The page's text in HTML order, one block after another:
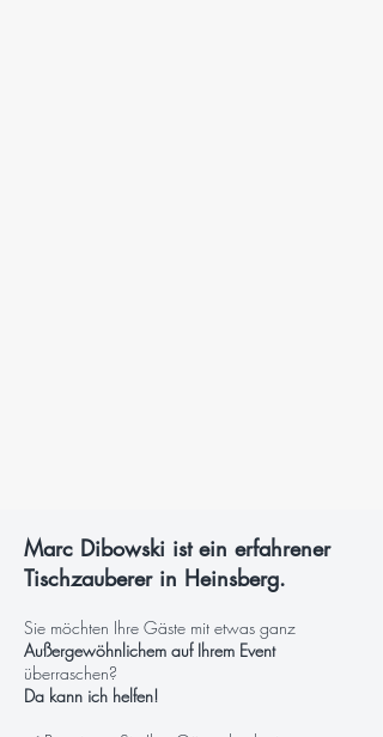
Marc Dibowski ist ein erfahrener
Tischzauberer in Heinsberg.
Sie möchten Ihre Gäste mit etwas ganz
Außergewöhnlichem auf Ihrem Event
überraschen?
Da kann ich helfen!